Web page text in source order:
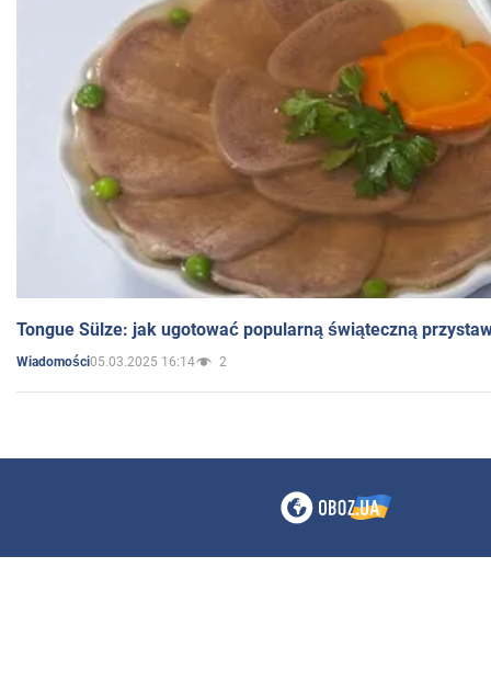
Tongue Sülze: jak ugotować popularną świąteczną
Wiadomości05.03.2025 16:14 2